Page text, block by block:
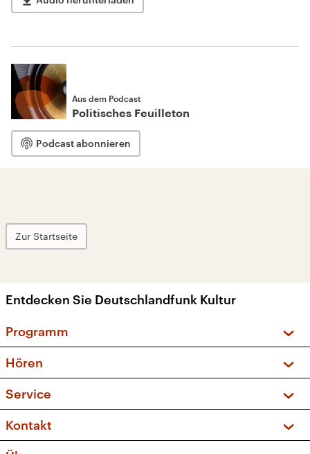
Aus dem Podcast
Politisches Feuilleton
Podcast abonnieren
Zur Startseite
Entdecken Sie Deutschlandfunk Kultur
Programm
Sendungen und Podcasts
Musikliste
Kakadu – Das Kinderprogramm
Hören
Frequenzen (UKW + DAB+)
Service
FAQ
Apps
Kontakt